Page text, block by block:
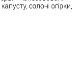
солоні огірки,